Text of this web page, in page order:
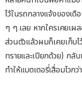
ไว้ในรถกลางแจ้งของเ
ๆ ๆ เลย หากใครเคยเผ
ส่วนตัวแล้วผมก็เคยเก็บไ
ทรายและเปียกด้วย) ก
ทำให้แบตเตอรี่เสื่อมไว